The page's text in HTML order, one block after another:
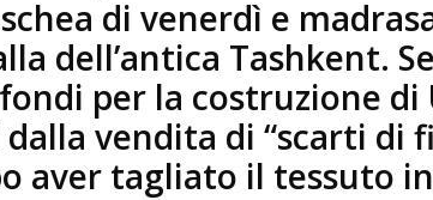
di venerdì e
dell’antica Tashkent.
per la costruzione
vendita di “scarti di
aver tagliato il tessuto